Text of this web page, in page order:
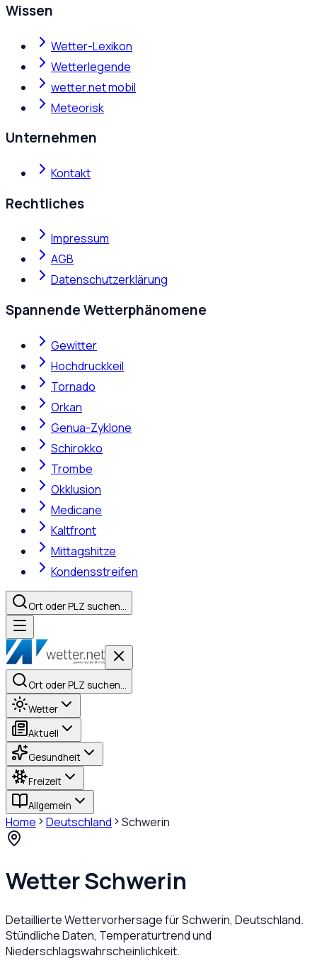
Wissen
Wetter-Lexikon
Wetterlegende
wetter.net mobil
Meteorisk
Unternehmen
Kontakt
Rechtliches
Impressum
AGB
Datenschutzerklärung
Spannende Wetterphänomene
Gewitter
Hochdruckkeil
Tornado
Orkan
Genua-Zyklone
Schirokko
Trombe
Okklusion
Medicane
Kaltfront
Mittagshitze
Kondensstreifen
Ort oder PLZ suchen…
Ort oder PLZ suchen…
Wetter
Aktuell
Gesundheit
Freizeit
Allgemein
Home Deutschland Schwerin
WetterSchwerin
Detaillierte Wettervorhersage fürSchwerin, Deutschland.
Stündliche Daten, Temperaturtrend und
Niederschlagswahrscheinlichkeit.